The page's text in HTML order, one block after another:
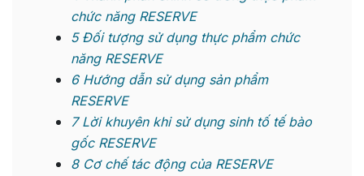
chức năng RESERVE
5Đối tượng sử dụng thực phẩm chức
năng RESERVE
6Hướng dẫn sử dụng sản phẩm
RESERVE
7Lời khuyên khi sử dụng sinh tố tế bào
gốc RESERVE
8Cơ chế tác động của RESERVE